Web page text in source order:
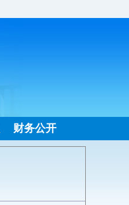
财务公开